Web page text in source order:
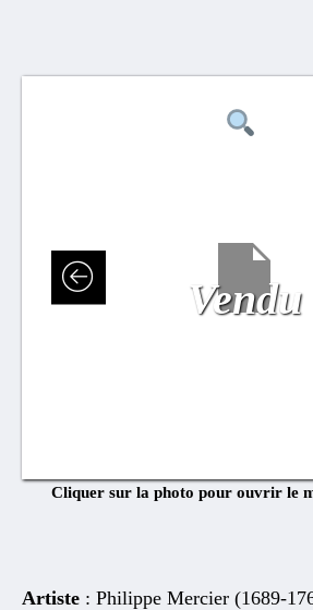
Vendu
Cliquer sur la photo pour ouvrir le
Artiste : Philippe Mercier (1689-